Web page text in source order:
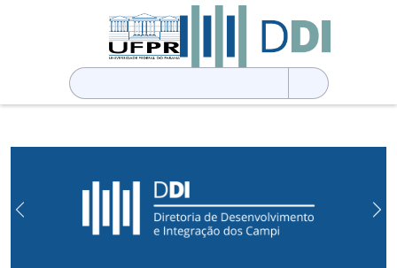
Pesquisar
por:
Previous